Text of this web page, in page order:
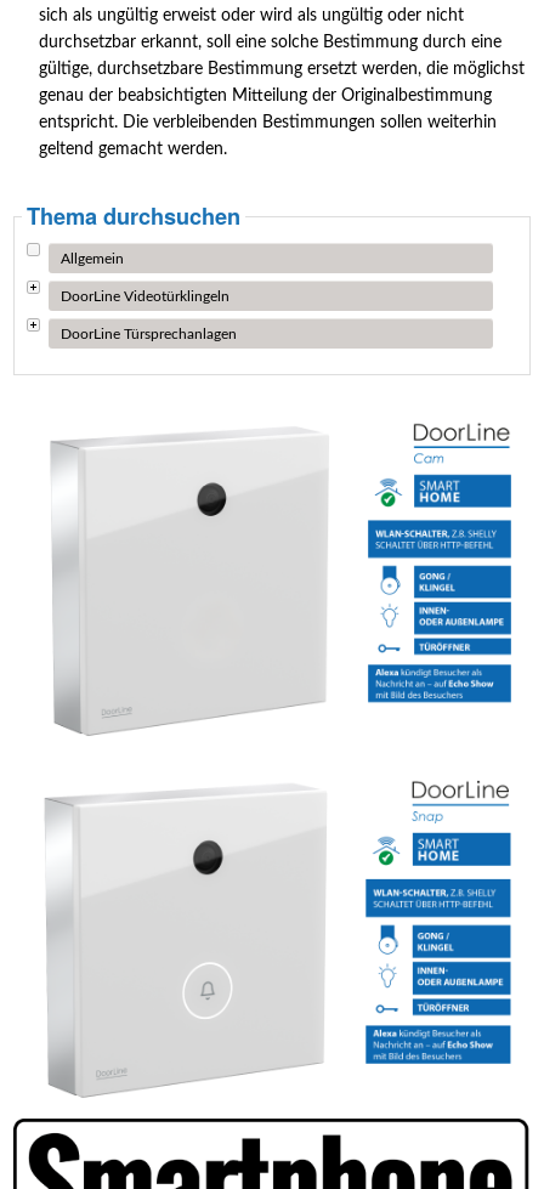
sich als ungültig erweist oder wird als ungültig oder nicht
durchsetzbar erkannt, soll eine solche Bestimmung durch eine
gültige, durchsetzbare Bestimmung ersetzt werden, die möglichst
genau der beabsichtigten Mitteilung der Originalbestimmung
entspricht. Die verbleibenden Bestimmungen sollen weiterhin
geltend gemacht werden.
Thema durchsuchen
Allgemein
DoorLine Videotürklingeln
DoorLine Türsprechanlagen